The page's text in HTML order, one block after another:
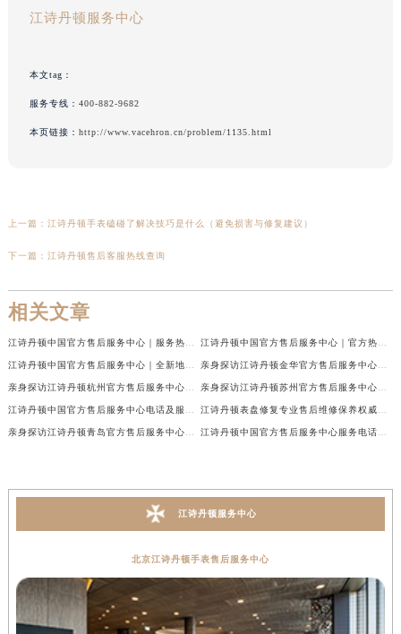
江诗丹顿服务中心
本文tag：
服务专线： 400-882-9682
本页链接： http://www.vacehron.cn/problem/1135.html
上一篇： 江诗丹顿手表磕碰了解决技巧是什么（避免损害与修复建议）
下一篇： 江诗丹顿售后客服热线查询
相关文章
江诗丹顿服务中心
北京江诗丹顿手表售后服务中心